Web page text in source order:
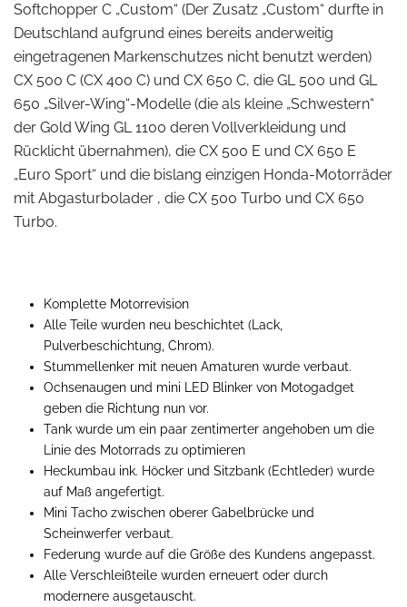
Softchopper C „Custom“ (Der Zusatz „Custom“ durfte in
Deutschland aufgrund eines bereits anderweitig
eingetragenen Markenschutzes nicht benutzt werden)
CX 500 C (CX 400 C) und CX 650 C, die GL 500 und GL
650 „Silver-Wing“-Modelle (die als kleine „Schwestern“
der Gold Wing GL 1100 deren Vollverkleidung und
Rücklicht übernahmen), die CX 500 E und CX 650 E
„Euro Sport“ und die bislang einzigen Honda-Motorräder
mit Abgasturbolader , die CX 500 Turbo und CX 650
Turbo.
Komplette Motorrevision
Alle Teile wurden neu beschichtet (Lack,
Pulverbeschichtung, Chrom).
Stummellenker mit neuen Amaturen wurde verbaut.
Ochsenaugen und mini LED Blinker von Motogadget
geben die Richtung nun vor.
Tank wurde um ein paar zentimerter angehoben um die
Linie des Motorrads zu optimieren
Heckumbau ink. Höcker und Sitzbank (Echtleder) wurde
auf Maß angefertigt.
Mini Tacho zwischen oberer Gabelbrücke und
Scheinwerfer verbaut.
Federung wurde auf die Größe des Kundens angepasst.
Alle Verschleißteile wurden erneuert oder durch
modernere ausgetauscht.